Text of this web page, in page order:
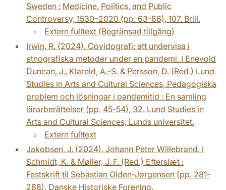
Sweden : Medicine, Politics, and Public
Controversy, 1530–2020 (pp. 63-86), 107. Brill.
Extern fulltext (Begränsad tillgång)
Irwin, R. (2024). Covidografi: att undervisa i
etnografiska metoder under en pandemi. I Enevold
Duncan, J., Klareld, A.-S. & Persson, D. (Red.) Lund
Studies in Arts and Cultural Sciences, Pedagogiska
problem och lösningar i pandemitid : En samling
lärarberättelser (pp. 45-54), 32. Lund Studies in
Arts and Cultural Sciences, Lunds universitet.
Extern fulltext
Jakobsen, J. (2024). Johann Peter Willebrand. I
Schmidt, K. & Møller, J. F. (Red.) Efterslæt :
Festskrift til Sebastian Olden-Jørgensen (pp. 281-
288). Danske Historiske Forening.